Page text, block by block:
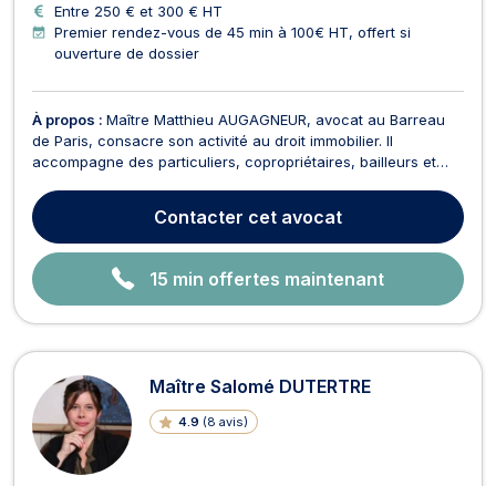
Entre 250 € et 300 € HT
Premier rendez-vous de 45 min à 100€ HT, offert si
ouverture de dossier
À propos : Maître Matthieu AUGAGNEUR, avocat au Barreau
de Paris, consacre son activité au droit immobilier. Il
accompagne des particuliers, copropriétaires, bailleurs et
marchands de biens et entreprises. Il intervient aussi bien
pour sécuriser une opération ou un contrat que lo...
Contacter cet avocat
15 min offertes maintenant
Maître Salomé DUTERTRE
4.9 (8 avis)